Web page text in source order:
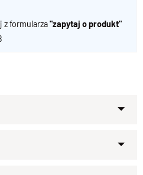
z formularza"zapytaj o produkt"
mebel, który z